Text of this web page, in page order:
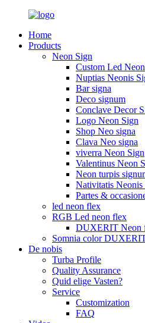
Home
Products
Neon Sign
Custom Led
Nuptias Neonis
Bar signa
Deco signum
Conclave Decor
Logo Neon Sign
Shop Neo signa
Clava Neo signa
viverra Neon Sign
Valentinus Neon
Neon turpis
Nativitatis Neonis
Partes &
led neon flex
RGB Led neon flex
DUXERIT Neon
Somnia color
De nobis
Turba Profile
Quality Assurance
Quid elige Vasten?
Service
Customization
FAQ